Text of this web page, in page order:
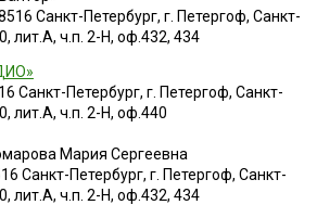
Санкт-Петербург, г. Петергоф, Санкт-
лит.А, ч.п. 2-Н, оф.432, 434
Санкт-Петербург, г. Петергоф, Санкт-
лит.А, ч.п. 2-Н, оф.440
Мария Сергеевна
Санкт-Петербург, г. Петергоф, Санкт-
лит.А, ч.п. 2-Н, оф.432, 434